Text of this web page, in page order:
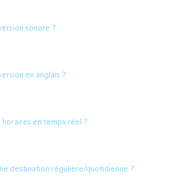
sonore ?
en anglais ?
en temps réel ?
destination régulière/quotidienne ?